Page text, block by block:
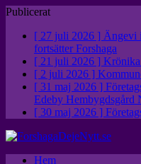
Publicerat
[ 27 juli 2026 ] Ängevi
fortsätter Forshaga
[ 21 juli 2026 ] Krönika
[ 2 juli 2026 ]
[ 31 maj 2026 ]
Edeby Hembygdsgård
[ 30 maj 2026 ]
Hem